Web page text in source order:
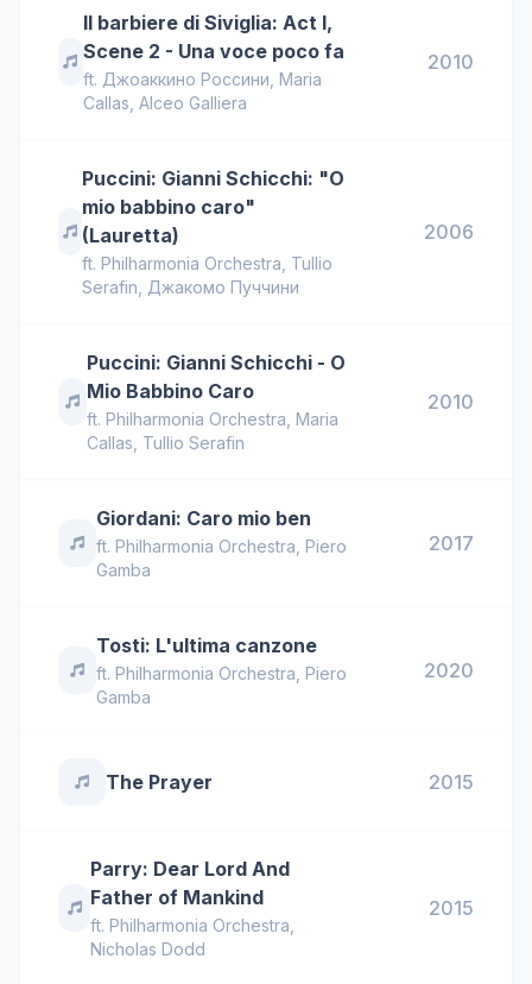
Il barbiere di Siviglia: Act I,
Scene 2 - Una voce poco fa
ft. Джоаккино Россини Maria
Callas Alceo Galliera
2010
Puccini: Gianni Schicchi: "O
mio babbino caro"
(Lauretta)
ft. Philharmonia Orchestra Tullio
Serafin Джакомо Пуччини
2006
Puccini: Gianni Schicchi - O
Mio Babbino Caro
ft.Philharmonia Orchestra ,Maria
Callas Tullio Serafin
2010
Giordani: Caro mio ben
ft.Philharmonia Orchestra ,Piero
Gamba
2017
Tosti: L'ultima canzone
ft.Philharmonia Orchestra ,Piero
Gamba
2020
The Prayer 2015
Parry: Dear Lord And
Father of Mankind
ft.Philharmonia Orchestra
Nicholas Dodd
2015